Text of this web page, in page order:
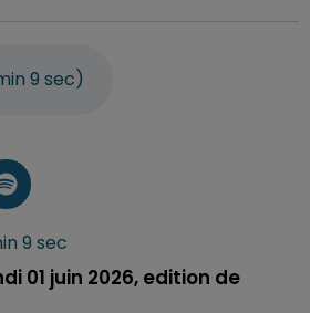
9 sec)
9 sec
01 juin 2026, edition de